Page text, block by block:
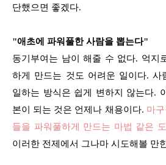
단했으면 좋겠다.
"애초에 파워풀한 사람을 뽑는다"
동기부여는 남이 해줄 수 없다. 억지
하게 만드는 것도 어려운 일이다. 사
일하는 방식은 쉽게 변하지 않는다.
본이 되는 것은 언제나 채용이다. 마
들을 파워풀하게 만드는 마법 같은
이러한 전제에서 그나마 시도해볼 만